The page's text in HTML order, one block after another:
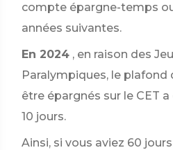
compte épargne-temps
années suivantes.
En 2024 , en raison des
Paralympiques, le plafond
être épargnés sur le CET
10 jours.
Ainsi, si vous aviez 60